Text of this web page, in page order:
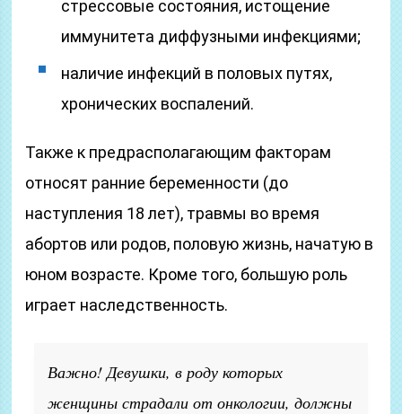
стрессовые состояния, истощение
иммунитета диффузными инфекциями;
наличие инфекций в половых путях,
хронических воспалений.
Также к предрасполагающим факторам
относят ранние беременности (до
наступления 18 лет), травмы во время
абортов или родов, половую жизнь, начатую в
юном возрасте. Кроме того, большую роль
играет наследственность.
Важно! Девушки, в роду которых
женщины страдали от онкологии, должны